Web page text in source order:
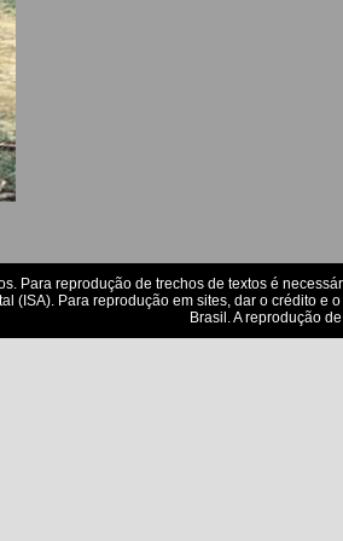
Para reprodução de trechos de textos é
(ISA). Para reprodução em sites, dar o crédito e
Brasil. A reprodução